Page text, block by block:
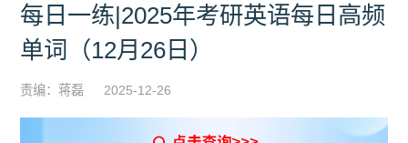
每日一练|2025年考研英语每日高频
单词（12月26日）
责编：蒋磊 2025-12-26